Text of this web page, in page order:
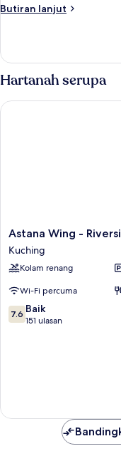
Butiran lanjut
Butiran
Room
Hartanah serupa
Astana
Wing
-
Riverside
Hotel
Kuching
Astana Wing -
Kuching
Kolam renang
Wi-Fi percuma
7.6
daripada
7.6 Baik
151 ulasan
Astana Wing -